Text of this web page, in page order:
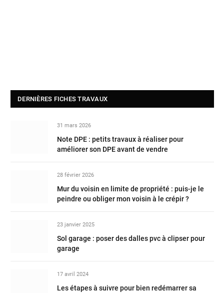
DERNIÈRES FICHES TRAVAUX
31 mars 2026
Note DPE : petits travaux à réaliser pour
améliorer son DPE avant de vendre
28 février 2026
Mur du voisin en limite de propriété : puis-je le
peindre ou obliger mon voisin à le crépir ?
23 janvier 2025
Sol garage : poser des dalles pvc à clipser pour
garage
17 avril 2024
Les étapes à suivre pour bien redémarrer sa